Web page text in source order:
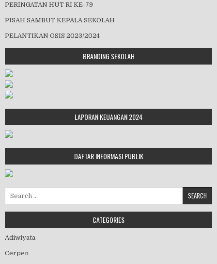
PERINGATAN HUT RI KE-79
PISAH SAMBUT KEPALA SEKOLAH
PELANTIKAN OSIS 2023/2024
BRANDING SEKOLAH
LAPORAN KEUANGAN 2024
DAFTAR INFORMASI PUBLIK
CATEGORIES
Adiwiyata
Cerpen